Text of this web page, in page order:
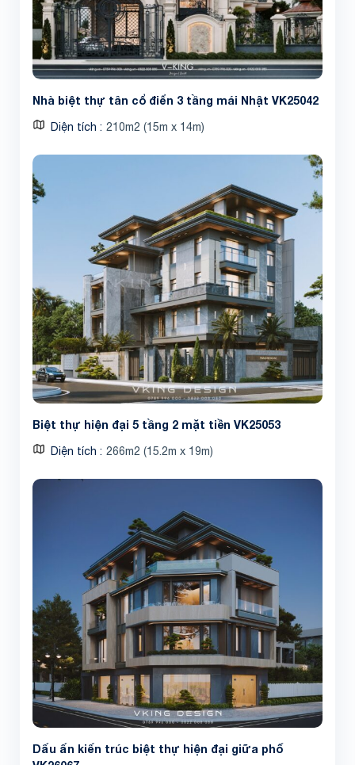
Nhà biệt thự tân cổ điển 3 tầng mái Nhật VK25042
Diện tích 210m2 (15m x 14m)
Biệt thự hiện đại 5 tầng 2 mặt tiền VK25053
Diện tích 266m2 (15.2m x 19m)
Dấu ấn kiến trúc biệt thự hiện đại giữa phố